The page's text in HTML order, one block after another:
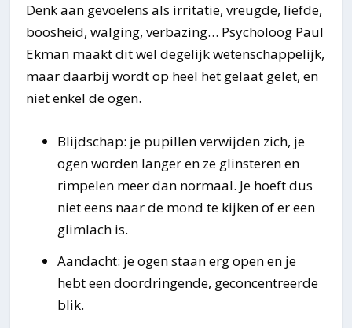
Denk aan gevoelens als irritatie, vreugde, liefde,
boosheid, walging, verbazing… Psycholoog Paul
Ekman maakt dit wel degelijk wetenschappelijk,
maar daarbij wordt op heel het gelaat gelet, en
niet enkel de ogen.
Blijdschap: je pupillen verwijden zich, je
ogen worden langer en ze glinsteren en
rimpelen meer dan normaal. Je hoeft dus
niet eens naar de mond te kijken of er een
glimlach is.
Aandacht: je ogen staan erg open en je
hebt een doordringende, geconcentreerde
blik.